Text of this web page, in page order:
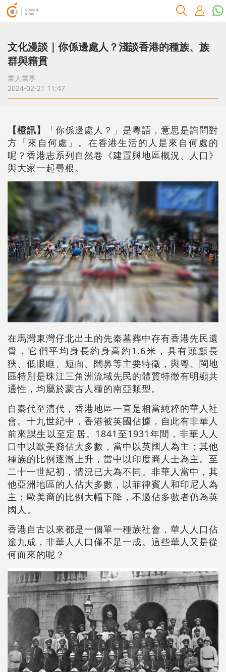
文化漫談｜你係邊處人？淺談香港的種族、族
群與籍貫
書人書事
2024-02-21 11:47
【橙訊】
「你係邊處人？」是粵語，意思是詢問對
方「來自何處」。在香港生活的人是來自何處的
呢？香港志系列自然卷《建置與地區概況、人口》
與大家一起尋根。
在馬灣東灣仔北出土的先秦墓葬中存有香港先民遺
骨，它們平均身長約身高約1.6米，具有頭顱長
狹、低眼眶、短面、闊鼻等主要特徵，與粵、閩地
區特別是珠江三角洲流域先民的體質特徵有明顯共
通性，均屬於蒙古人種的南亞類型。
自秦代至清代，香港地區一直是相當純粹的華人社
會。十九世紀中，香港被英國佔據，自此有非華人
前來謀生以至定居。1841至1931年間，非華人人
口中以歐美裔佔大多數，當中以英國人為主；其他
種族的比例逐漸上升，當中以印度裔人士為主。至
二十一世紀初，情況已大為不同。非華人當中，其
他亞洲地區的人佔大多數，以菲律賓人和印尼人為
主；歐美裔的比例大幅下降，不過佔多數者仍為英
國人。
香港自古以來都是一個單一種族社會，華人人口佔
逾九成，非華人人口僅不足一成。這些華人又是從
何而來的呢？